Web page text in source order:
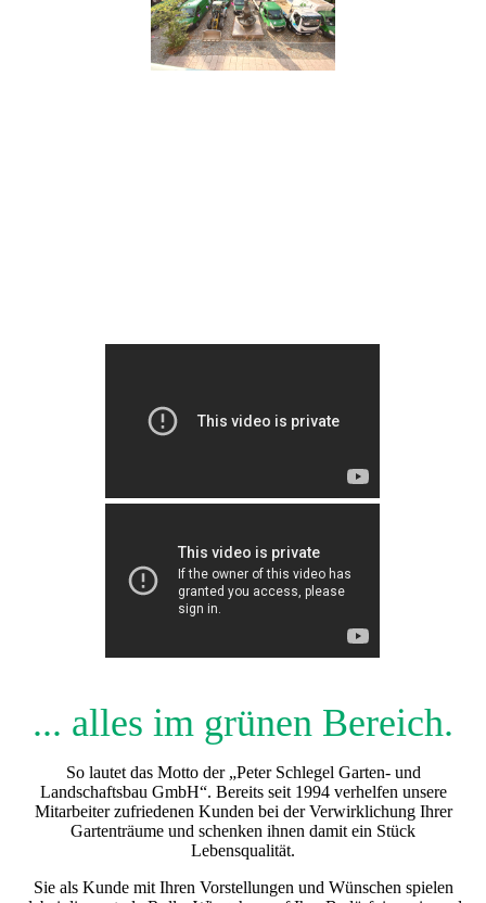
... alles im grünen Bereich.
So lautet das Motto der „Peter Schlegel Garten- und
Landschaftsbau GmbH“. Bereits seit 1994 verhelfen unsere
Mitarbeiter zufriedenen Kunden bei der Verwirklichung Ihrer
Gartenträume und schenken ihnen damit ein Stück
Lebensqualität.
Sie als Kunde mit Ihren Vorstellungen und Wünschen spielen